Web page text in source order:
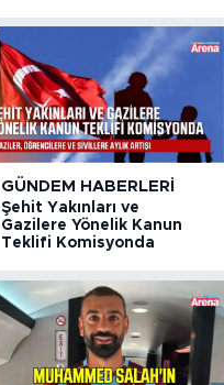
GÜNDEM HABERLERI
Şehit Yakınları ve
Gazilere Yönelik Kanun
Teklifi Komisyonda